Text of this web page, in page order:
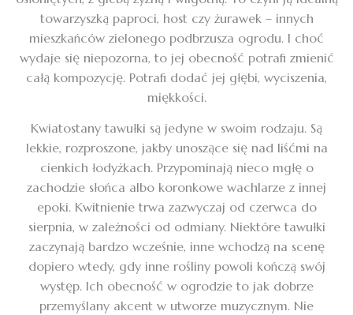
towarzyszką paproci, host czy żurawek – innych
mieszkańców zielonego podbrzusza ogrodu. I choć
wydaje się niepozorna, to jej obecność potrafi zmienić
całą kompozycję. Potrafi dodać jej głębi, wyciszenia,
miękkości.
Kwiatostany tawułki są jedyne w swoim rodzaju. Są
lekkie, rozproszone, jakby unoszące się nad liśćmi na
cienkich łodyżkach. Przypominają nieco mgłę o
zachodzie słońca albo koronkowe wachlarze z innej
epoki. Kwitnienie trwa zazwyczaj od czerwca do
sierpnia, w zależności od odmiany. Niektóre tawułki
zaczynają bardzo wcześnie, inne wchodzą na scenę
dopiero wtedy, gdy inne rośliny powoli kończą swój
występ. Ich obecność w ogrodzie to jak dobrze
przemyślany akcent w utworze muzycznym. Nie